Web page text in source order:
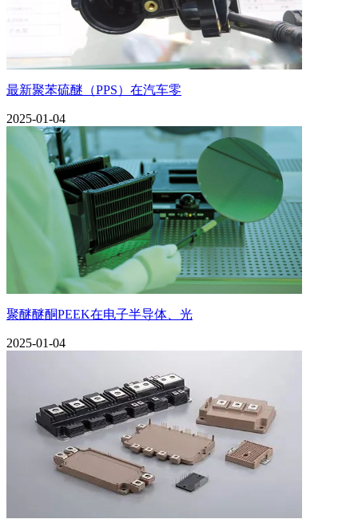
最新聚苯硫醚（PPS）在汽车零
2025-01-04
聚醚醚酮PEEK在电子半导体、光
2025-01-04